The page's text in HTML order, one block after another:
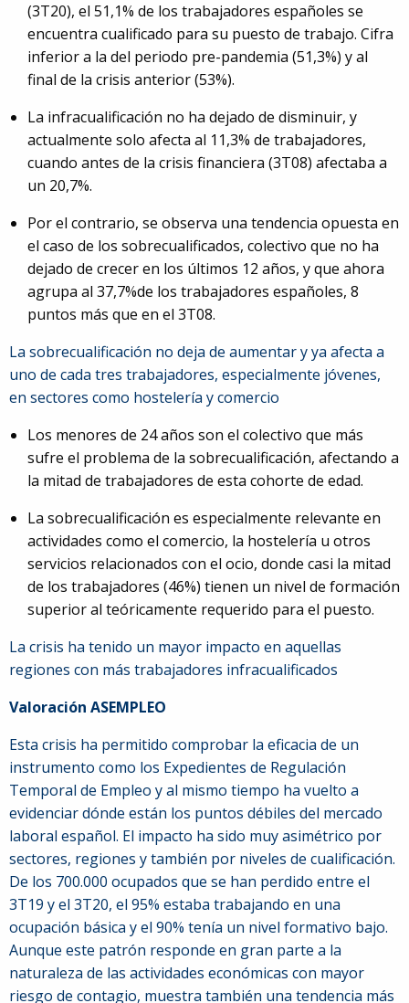
(3T20), el 51,1% de los trabajadores españoles se
encuentra cualificado para su puesto de trabajo. Cifra
inferior a la del periodo pre-pandemia (51,3%) y al
final de la crisis anterior (53%).
La infracualificación no ha dejado de disminuir, y
actualmente solo afecta al 11,3% de trabajadores,
cuando antes de la crisis financiera (3T08) afectaba a
un 20,7%.
Por el contrario, se observa una tendencia opuesta en
el caso de los sobrecualificados, colectivo que no ha
dejado de crecer en los últimos 12 años, y que ahora
agrupa al 37,7%de los trabajadores españoles, 8
puntos más que en el 3T08.
La sobrecualificación no deja de aumentar y ya afecta a
uno de cada tres trabajadores, especialmente jóvenes,
en sectores como hostelería y comercio
Los menores de 24 años son el colectivo que más
sufre el problema de la sobrecualificación, afectando a
la mitad de trabajadores de esta cohorte de edad.
La sobrecualificación es especialmente relevante en
actividades como el comercio, la hostelería u otros
servicios relacionados con el ocio, donde casi la mitad
de los trabajadores (46%) tienen un nivel de formación
superior al teóricamente requerido para el puesto.
La crisis ha tenido un mayor impacto en aquellas
regiones con más trabajadores infracualificados
Valoración ASEMPLEO
Esta crisis ha permitido comprobar la eficacia de un
instrumento como los Expedientes de Regulación
Temporal de Empleo y al mismo tiempo ha vuelto a
evidenciar dónde están los puntos débiles del mercado
laboral español. El impacto ha sido muy asimétrico por
sectores, regiones y también por niveles de cualificación.
De los 700.000 ocupados que se han perdido entre el
3T19 y el 3T20, el 95% estaba trabajando en una
ocupación básica y el 90% tenía un nivel formativo bajo.
Aunque este patrón responde en gran parte a la
naturaleza de las actividades económicas con mayor
riesgo de contagio, muestra también una tendencia más